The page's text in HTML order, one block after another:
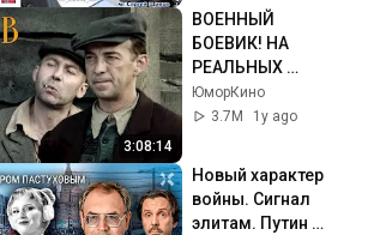
3:08:14
ВОЕННЫЙ
БОЕВИК! НА
РЕАЛЬНЫХ
СОБЫТИЯХ! Отрыв
| 1-4 Серии
ЮморКино
3.7M
1y ago
Новый характер
войны. Сигнал
элитам. Путин